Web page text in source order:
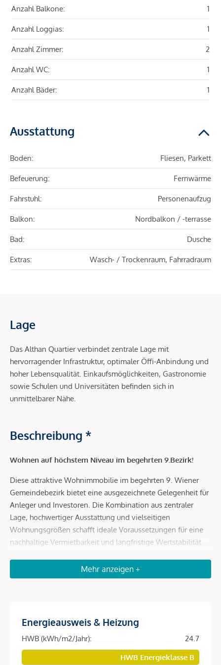
Anzahl Balkone: 1
Anzahl Loggias: 1
Anzahl Zimmer: 2
Anzahl WC: 1
Anzahl Bäder: 1
Ausstattung
Boden: Fliesen, Parkett
Befeuerung: Fernwärme
Fahrstuhl: Personenaufzug
Balkon: Nordbalkon / -terrasse
Bad: Dusche
Extras: Wasch- / Trockenraum, Fahrradraum
Lage
Das Althan Quartier verbindet zentrale Lage mit
hervorragender Infrastruktur, optimaler Öffi-Anbindung und
hoher Lebensqualität. Einkaufsmöglichkeiten, Gastronomie
sowie Schulen und Universitäten befinden sich in
unmittelbarer Nähe.
Beschreibung *
Wohnen auf höchstem Niveau im begehrten 9.Bezirk!
Diese attraktive Wohnimmobilie im begehrten 9. Wiener
Gemeindebezirk bietet eine ausgezeichnete Gelegenheit für
Anleger und Investoren. Die Kombination aus zentraler
Lage, hochwertiger Ausstattung und vielseitigen
Wohnungsgrößen schafft ideale Voraussetzungen für eine
nachhaltige Vermietbarkeit und langfristige Wertstabilität.
Das moderne Wohnprojekt umfasst insgesamt 151
freifinanzierte Wohnungen mit Wohnflächen von ca. 32 bis
späteren Zeitpunkt selbst nutzt suchen, für zukünftigen
Studenten in der eigenen Familie oder als Wertanlage für
die Enkel oder zur Unterstützung der jungen Familie. Die
durchdachten Grundrisse, die hochwertige Ausstattung
Mehr anzeigen +
Energieausweis & Heizung
HWB (kWh/m2/Jahr):
24.7
HWB Energieklasse B